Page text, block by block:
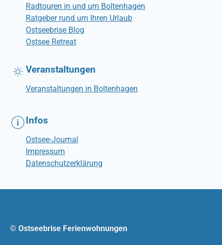
Radtouren in und um Boltenhagen
Ratgeber rund um Ihren Urlaub
Ostseebrise Blog
Ostsee Retreat
Veranstaltungen
Veranstaltungen in Boltenhagen
Infos
Ostsee-Journal
Impressum
Datenschutzerklärung
© Ostseebrise Ferienwohnungen